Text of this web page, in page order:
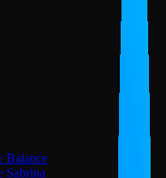
Balance
Sabrina